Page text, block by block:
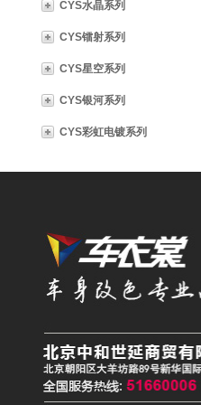
CYS水晶系列
CYS镭射系列
CYS星空系列
CYS银河系列
CYS彩虹电镀系列